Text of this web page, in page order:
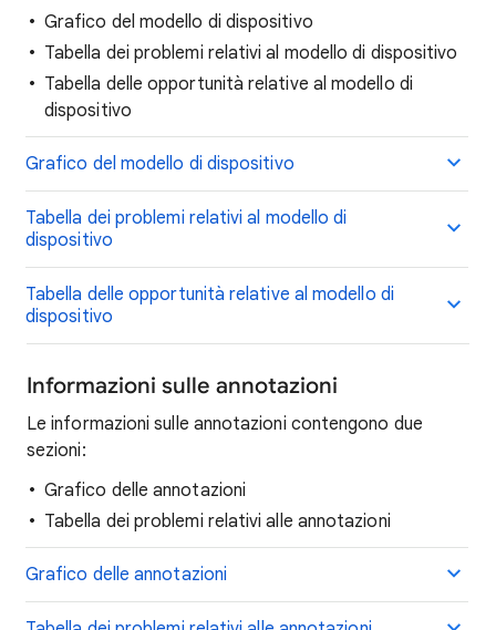
Grafico del modello di dispositivo
Tabella dei problemi relativi al modello di dispositivo
Tabella delle opportunità relative al modello di
dispositivo
Grafico del modello di dispositivo
Tabella dei problemi relativi al modello di
dispositivo
Tabella delle opportunità relative al modello di
dispositivo
Informazioni sulle annotazioni
Le informazioni sulle annotazioni contengono due
sezioni:
Grafico delle annotazioni
Tabella dei problemi relativi alle annotazioni
Grafico delle annotazioni